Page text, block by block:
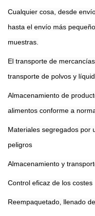
Cualquier cosa, desde
hasta el envío más
muestras.
El transporte de
transporte de polvos y
Almacenamiento de
alimentos conforme a
Materiales segregados por
peligros
Almacenamiento y
Control eficaz de los costes
Reempaquetado, llenado